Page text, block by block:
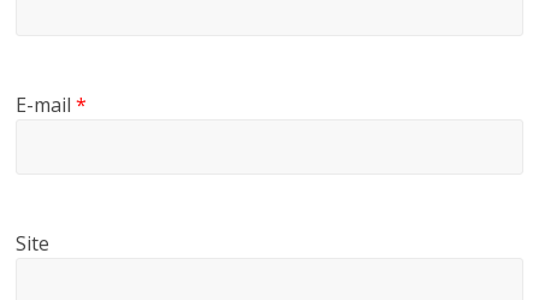
E-mail*
Site